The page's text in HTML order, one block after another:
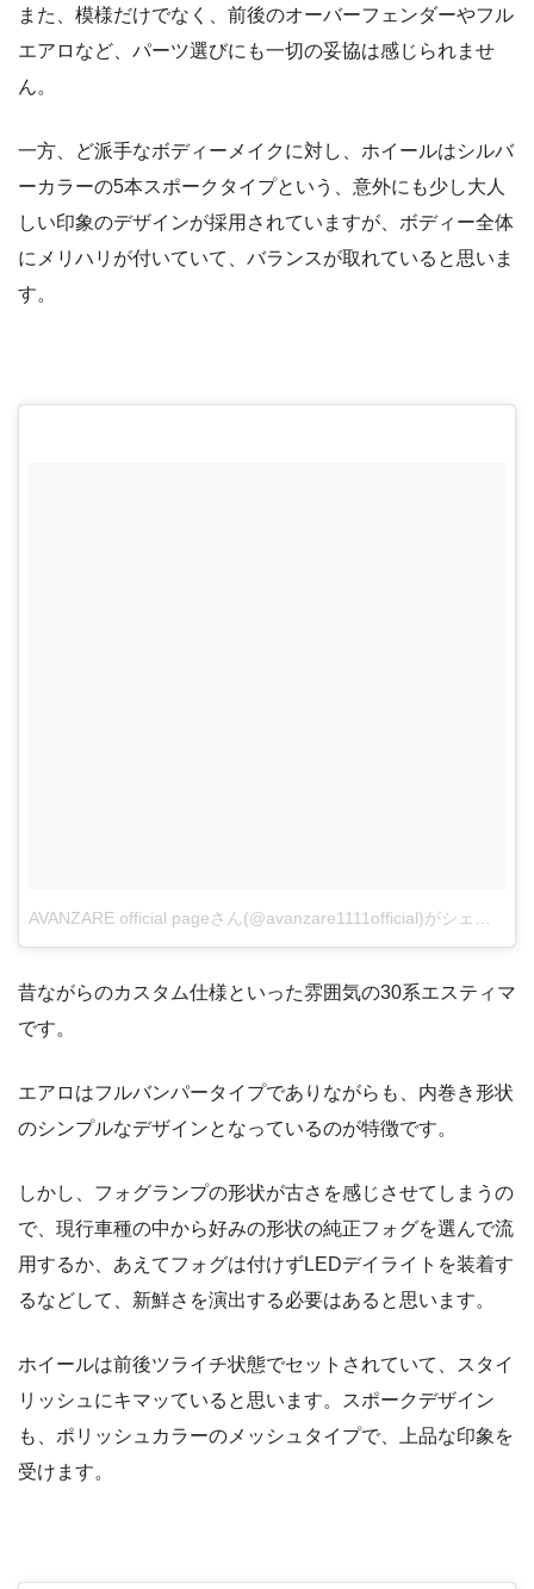
また、模様だけでなく、前後のオーバーフェンダーやフル
エアロなど、パーツ選びにも一切の妥協は感じられませ
ん。
一方、ど派手なボディーメイクに対し、ホイールはシルバ
ーカラーの5本スポークタイプという、意外にも少し大人
しい印象のデザインが採用されていますが、ボディー全体
にメリハリが付いていて、バランスが取れていると思いま
す。
AVANZARE official pageさん(@avanzare1111official)がシェアした投稿
昔ながらのカスタム仕様といった雰囲気の30系エスティマ
です。
エアロはフルバンパータイプでありながらも、内巻き形状
のシンプルなデザインとなっているのが特徴です。
しかし、フォグランプの形状が古さを感じさせてしまうの
で、現行車種の中から好みの形状の純正フォグを選んで流
用するか、あえてフォグは付けずLEDデイライトを装着す
るなどして、新鮮さを演出する必要はあると思います。
ホイールは前後ツライチ状態でセットされていて、スタイ
リッシュにキマッていると思います。スポークデザイン
も、ポリッシュカラーのメッシュタイプで、上品な印象を
受けます。